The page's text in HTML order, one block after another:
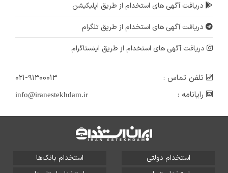
دریافت آگهی های استخدام از طریق اپلیکیشن
دریافت آگهی های استخدام از طریق تلگرام
دریافت آگهی های استخدام از طریق اینستاگرام
تلفن تماس :
۰۲۱-۹۱۳۰۰۰۱۳
رایانامه :
info@iranestekhdam.ir
استخدام دولتی
استخدام بانک‌ها